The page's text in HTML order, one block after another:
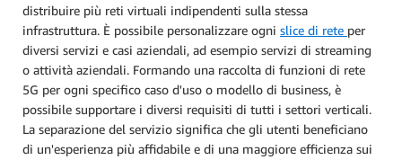
distribuire più reti virtuali indipendenti sulla stessa
infrastruttura. È possibile personalizzare ogni slice di rete per
diversi servizi e casi aziendali, ad esempio servizi di streaming
o attività aziendali. Formando una raccolta di funzioni di rete
5G per ogni specifico caso d'uso o modello di business, è
possibile supportare i diversi requisiti di tutti i settori verticali.
La separazione del servizio significa che gli utenti beneficiano
di un'esperienza più affidabile e di una maggiore efficienza sui